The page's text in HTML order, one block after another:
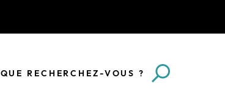
QUE RECHERCHEZ-VOUS ?